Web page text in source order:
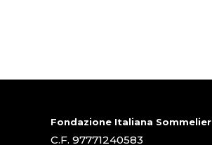
Fondazione Italiana Sommelier
C.F. 97771240583